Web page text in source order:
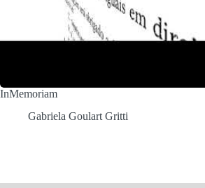
InMemoriam
Gabriela Goulart Gritti